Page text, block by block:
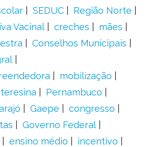
SEDUC
Região Norte
Vacinal creches
mães
Conselhos Municipais
mobilização
teresina
Pernambuco
Gaepe
congresso
Governo Federal
ensino médio
incentivo